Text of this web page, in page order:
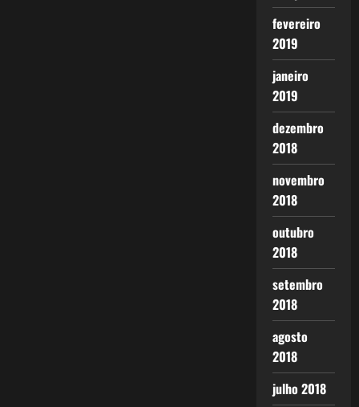
fevereiro
2019
janeiro
2019
dezembro
2018
novembro
2018
outubro
2018
setembro
2018
agosto
2018
julho 2018